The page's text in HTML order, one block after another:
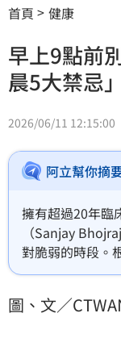
首頁 健康
早上9點前
晨5大禁忌
2026/06/11 12:15:00
阿立幫你摘
擁有超過20年臨
（Sanjay
對脆弱的時段。
小時內，皮質醇
是心血管事件發
圖、文／